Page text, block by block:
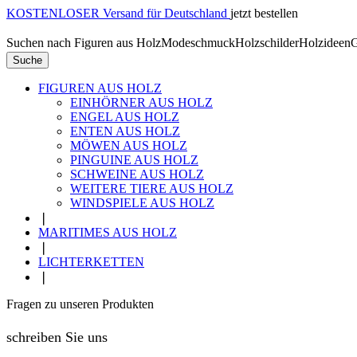
KOSTENLOSER Versand für Deutschland jetzt bestellen
Suchen nach Figuren aus HolzModeschmuckHolzschilderHolzideen
Suche
FIGUREN AUS HOLZ
EINHÖRNER AUS HOLZ
ENGEL AUS HOLZ
ENTEN AUS HOLZ
MÖWEN AUS HOLZ
PINGUINE AUS HOLZ
SCHWEINE AUS HOLZ
WEITERE TIERE AUS HOLZ
WINDSPIELE AUS HOLZ
MARITIMES AUS HOLZ
LICHTERKETTEN
Fragen zu unseren Produkten
schreiben Sie uns